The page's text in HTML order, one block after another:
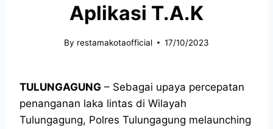
Aplikasi T.A.K
By restamakotaofficial 17/10/2023
TULUNGAGUNG – Sebagai upaya percepatan
penanganan laka lintas di Wilayah
Tulungagung, Polres Tulungagung melaunching